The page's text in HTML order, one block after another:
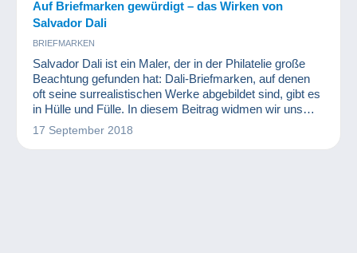
Auf Briefmarken gewürdigt – das Wirken von
Salvador Dali
BRIEFMARKEN
Salvador Dali ist ein Maler, der in der Philatelie große
Beachtung gefunden hat: Dali-Briefmarken, auf denen
oft seine surrealistischen Werke abgebildet sind, gibt es
in Hülle und Fülle. In diesem Beitrag widmen wir uns
Briefmarken mit dem Thema Dali – und einer wahrlich
außergewöhnlichen Persönlichkeit.
17 September 2018